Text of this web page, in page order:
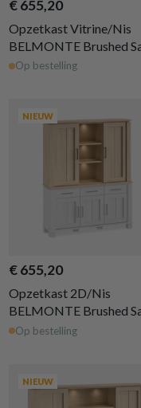
€ 655,20
Opzetkast Vitrine/Nis
BELMONTE Brushed
Oak B162
Op bestelling
NIEUW
€ 655,20
Opzetkast 2D/Nis
BELMONTE Brushed
Oak B162
Op bestelling
NIEUW